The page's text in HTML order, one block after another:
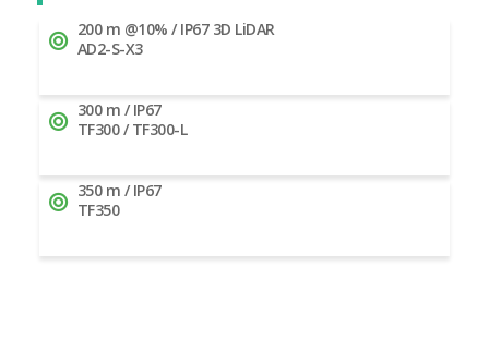
200 m @10% / IP67 3D LiDAR
AD2-S-X3
300 m / IP67
TF300 / TF300-L
350 m / IP67
TF350